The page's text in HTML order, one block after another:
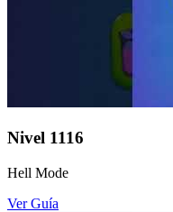
Nivel 1116
Hell Mode
Ver Guía